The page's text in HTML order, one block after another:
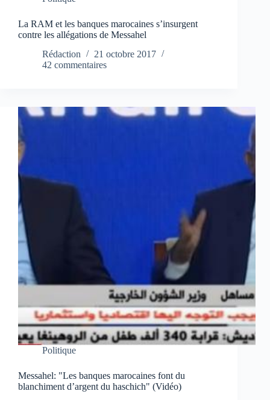
La RAM et les banques marocaines s’insurgent
contre les allégations de Messahel
Rédaction
21 octobre 2017
42 commentaires
Politique
Messahel: "Les banques marocaines font du
blanchiment d’argent du haschich" (Vidéo)